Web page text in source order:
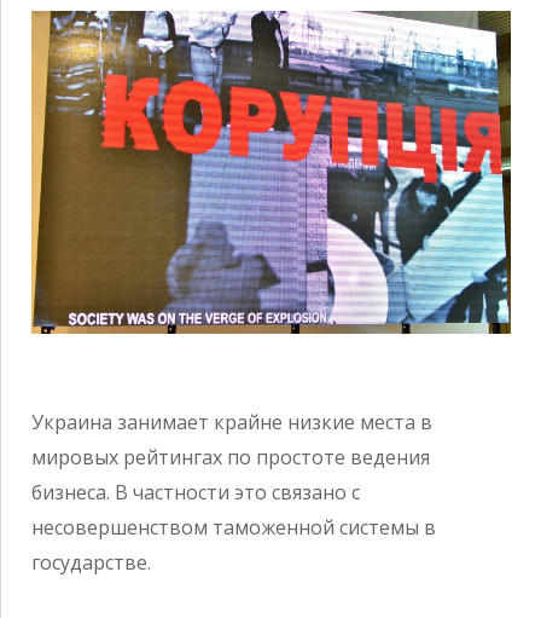
Украина занимает крайне низкие места в
мировых рейтингах по простоте ведения
бизнеса. В частности это связано с
несовершенством таможенной системы в
государстве.